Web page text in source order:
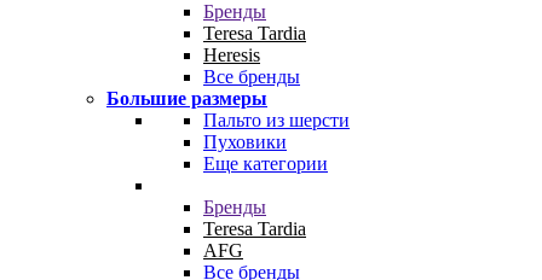
Бренды
Teresa Tardia
Heresis
Все бренды
Большие размеры
Пальто из шерсти
Пуховики
Еще категории
Бренды
Teresa Tardia
AFG
Все бренды